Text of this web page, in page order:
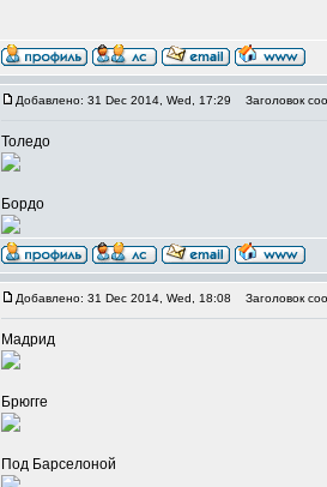
Добавлено: 31 Dec 2014, Wed, 17:29 Заголовок
Толедо
Бордо
Добавлено: 31 Dec 2014, Wed, 18:08 Заголовок
Мадрид
Брюгге
Под Барселоной